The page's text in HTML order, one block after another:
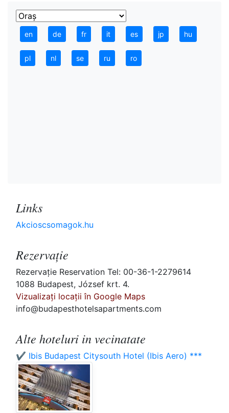
en de fr it es jp hu
pl nl se ru ro
Links
Akcioscsomagok.hu
Rezervaţie
Rezervaţie Reservation Tel: 00-36-1-2279614
1088 Budapest, József krt. 4.
Vizualizați locații în Google Maps
info@budapesthotelsapartments.com
Alte hoteluri in vecinatate
✔️ Ibis Budapest Citysouth Hotel (Ibis Aero) ***